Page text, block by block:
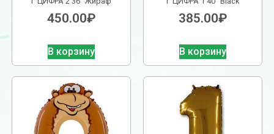
450.00₽
В корзину
385.00₽
В корзину